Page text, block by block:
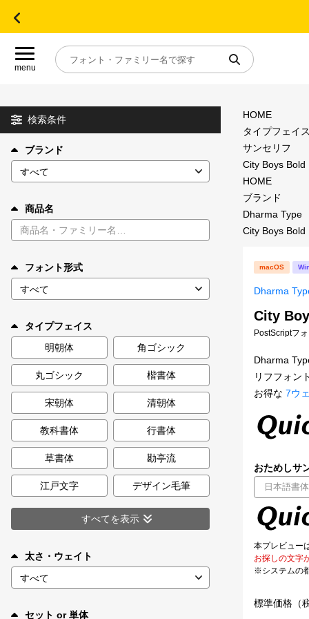
menu
目的別フォントガイド
特集
年間ライセンス商品
キャンペーン一覧
カート 0
マイページ
お気に入り
ご利用ガイド
お問い合わせ
検索条件
ブランド
商品名
フォント形式
タイプフェイス
明朝体
角ゴシック
丸ゴシック 楷書体
宋朝体 清朝体
教科書体 行書体
草書体 勘亭流
江戸文字 デザイン毛筆
すべてを表示
太さ・ウェイト
セット or 単体
HOME
タイプフェイ
サンセリフ
City Boys Bold
HOME
ブランド
Dharma Type
City Boys Bold
macOS
Dharma
City
PostScriptフ
Dharma
リフフォン
お得な 7ウ
おためしサ
本プレビュー
お探しの文字
※システムの
標準価格（